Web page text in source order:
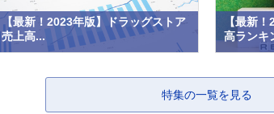
【最新！2023年版】ドラッグストア
売上高...
【最新
高ランキ
特集の一覧を見る